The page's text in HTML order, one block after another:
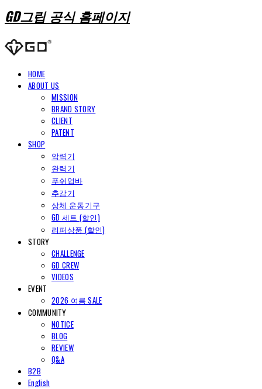
GD그립 공식 홈페이지
HOME
ABOUT US
MISSION
BRAND STORY
CLIENT
PATENT
SHOP
악력기
완력기
푸쉬업바
추감기
상체 운동기구
GD 세트 (할인)
리퍼상품 (할인)
STORY
CHALLENGE
GD CREW
VIDEOS
EVENT
2026 여름 SALE
COMMUNITY
NOTICE
BLOG
REVIEW
Q&A
B2B
English